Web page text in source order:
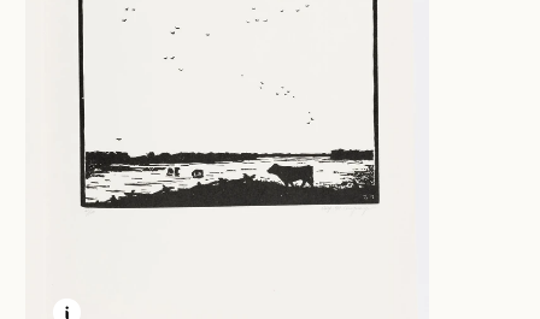
EN SAVOIR PLUS SUR CETTE IMAGE
OUVRIR LA MODALE